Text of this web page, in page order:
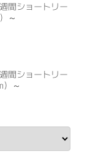
間ショートリー
～
間ショートリー
～